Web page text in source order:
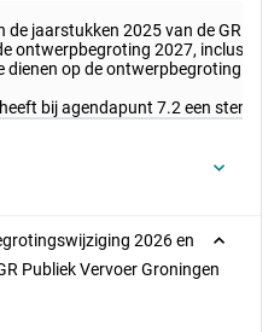
de jaarstukken 2025 van de GR
ontwerpbegroting 2027, inclusief
dienen op de ontwerpbegroting
bij agendapunt 7.2 een
2026 en
Publiek Vervoer Groningen